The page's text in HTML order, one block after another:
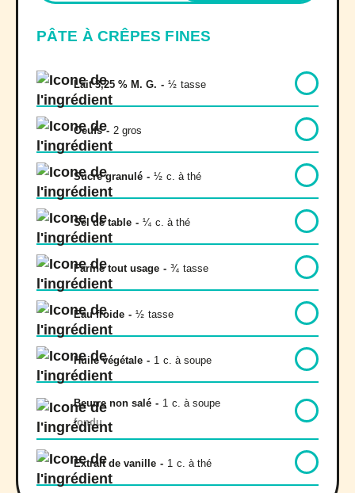
PÂTE À CRÊPES FINES
Lait 3,25 % M. G. - ½ tasse
Oeufs - 2 gros
Sucre granulé - ½ c. à thé
Sel de table - ¼ c. à thé
Farine tout usage - ¾ tasse
Eau froide - ½ tasse
Huile végétale - 1 c. à soupe
Beurre non salé - 1 c. à soupe
fondu
Extrait de vanille - 1 c. à thé